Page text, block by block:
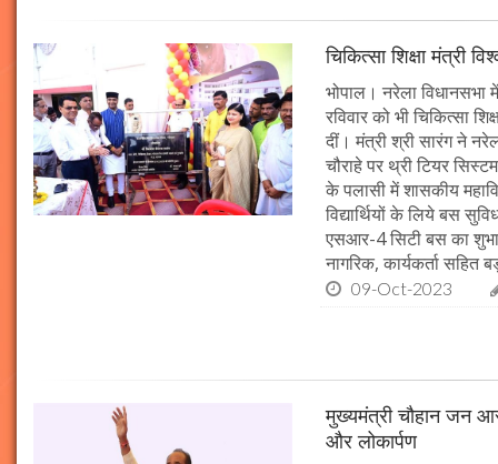
चिकित्सा शिक्षा मंत्री
भोपाल। नरेला विधानसभा
रविवार को भी चिकित्सा
दीं। मंत्री श्री सारंग ने
चौराहे पर थ्री टियर
के पलासी में शासकीय
विद्यार्थियों के लिये बस
एसआर-4 सिटी बस का
नागरिक, कार्यकर्ता सहित
09-Oct-2023
मुख्यमंत्री चौहान जन
और लोकार्पण